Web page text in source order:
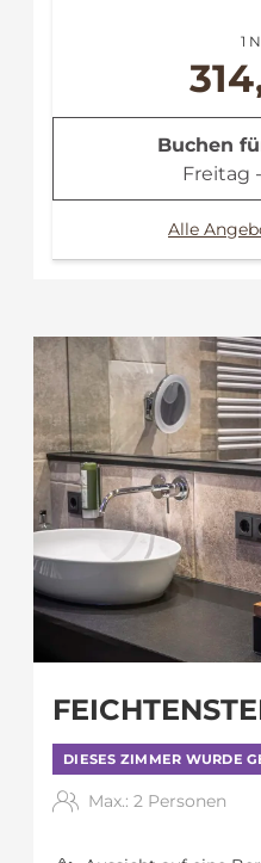
1
Buchen
Freitag
Alle
DIESES ZIMMER WURDE
Max.: 2 Personen